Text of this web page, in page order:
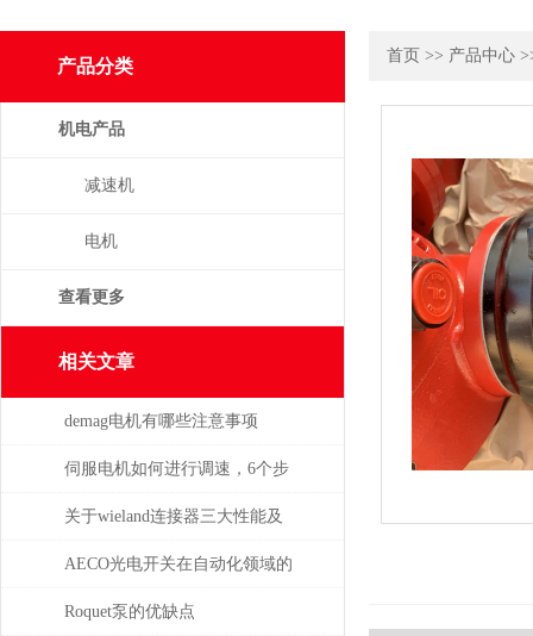
产品分类
机电产品
减速机
电机
查看更多
相关文章
demag电机有哪些注意事项
伺服电机如何进行调速，6个步
骤轻松解决！
关于wieland连接器三大性能及
重要性
AECO光电开关在自动化领域的
与应用
Roquet泵的优缺点
首页 >> 产品中心